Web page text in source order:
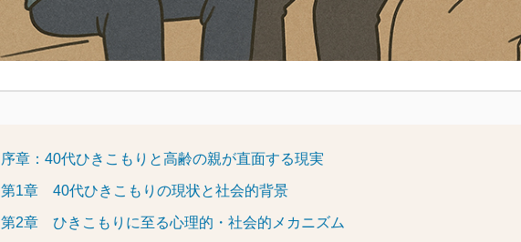
序章：40代ひきこもりと高齢の親が直面する現実
第1章 40代ひきこもりの現状と社会的背景
第2章 ひきこもりに至る心理的・社会的メカニズム